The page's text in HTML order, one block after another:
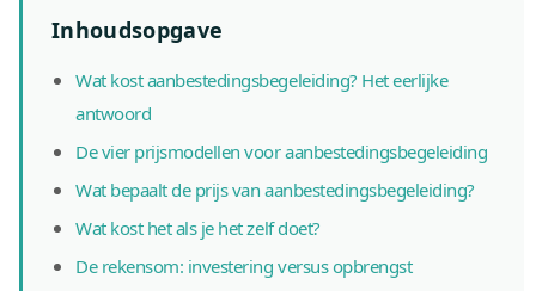
Inhoudsopgave
Wat kost aanbestedingsbegeleiding? Het eerlijke
antwoord
De vier prijsmodellen voor aanbestedingsbegeleiding
Wat bepaalt de prijs van aanbestedingsbegeleiding?
Wat kost het als je het zelf doet?
De rekensom: investering versus opbrengst